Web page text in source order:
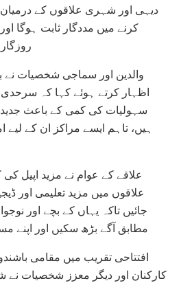
دیہی اور شہری علاقوں کے
کرنے میں مددگار ثابت ہوگا اور
والدین اور سماجی شخصیات
اظہار کرتے ہوئے کہا کہ
سہولیات کی کمی کے باعث
ہیں، تاہم ایسے مراکز ان کے
علاقے کے عوام نے مزید اپیل
علاقوں میں مزید تعلیمی اور
جائیں تاکہ یہاں کے بچے اور
مطابق آگے بڑھ سکیں اور اپنے
افتتاحی تقریب میں مقامی
کارکنان اور دیگر معزز شخصیات